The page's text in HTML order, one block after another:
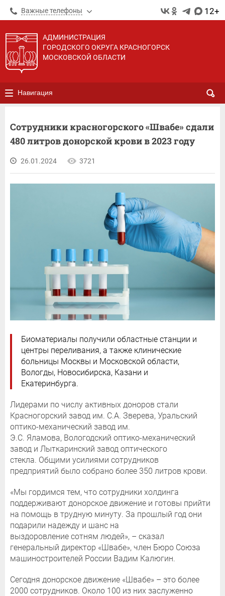
Важные телефоны 12+
АДМИНИСТРАЦИЯ
ГОРОДСКОГО ОКРУГА КРАСНОГОРСК
МОСКОВСКОЙ ОБЛАСТИ
Навигация
Сотрудники красногорского «Швабе» сдали
480 литров донорской крови в 2023 году
26.01.2024 3721
Биоматериалы получили областные станции и
центры переливания, а также клинические
больницы Москвы и Московской области,
Вологды, Новосибирска, Казани и
Екатеринбурга.
Лидерами по числу активных доноров стали
Красногорский завод им. С.А. Зверева, Уральский
оптико-механический завод им.
Э.С. Яламова, Вологодский оптико-механический
завод и Лыткаринский завод оптического
стекла. Общими усилиями сотрудников
предприятий было собрано более 350 литров крови.
«Мы гордимся тем, что сотрудники холдинга
поддерживают донорское движение и готовы прийти
на помощь в трудную минуту. За прошлый год они
подарили надежду и шанс на
выздоровление сотням людей», – сказал
генеральный директор «Швабе», член Бюро Союза
машиностроителей России Вадим Калюгин.
Сегодня донорское движение «Швабе» – это более
2000 сотрудников. Около 100 из них заслуженно